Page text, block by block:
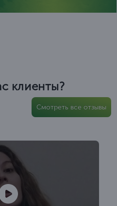
клиенты?
Смотреть все отзывы